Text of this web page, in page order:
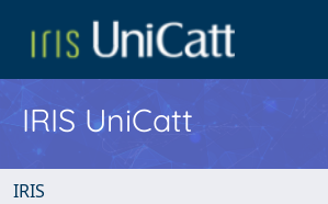
IRIS UniCatt
IRIS